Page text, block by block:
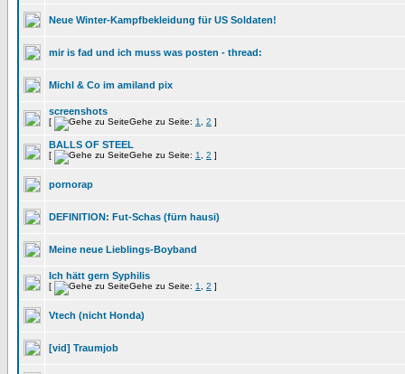
Neue Winter-Kampfbekleidung für US Soldaten!
mir is fad und ich muss was posten - thread:
Michl & Co im amiland pix
screenshots
[ Gehe zu Seite: 1 2 ]
BALLS OF STEEL
[ Gehe zu Seite: 1 2 ]
pornorap
DEFINITION: Fut-Schas (fürn hausi)
Meine neue Lieblings-Boyband
Ich hätt gern Syphilis
[ Gehe zu Seite: 1 2 ]
Vtech (nicht Honda)
[vid] Traumjob